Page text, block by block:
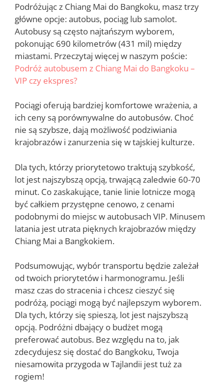
Podróżując z Chiang Mai do Bangkoku, masz trzy
główne opcje: autobus, pociąg lub samolot.
Autobusy są często najtańszym wyborem,
pokonując 690 kilometrów (431 mil) między
miastami. Przeczytaj więcej w naszym poście:
Podróż autobusem z Chiang Mai do Bangkoku –
VIP czy ekspres?
Pociągi oferują bardziej komfortowe wrażenia, a
ich ceny są porównywalne do autobusów. Choć
nie są szybsze, dają możliwość podziwiania
krajobrazów i zanurzenia się w tajskiej kulturze.
Dla tych, którzy priorytetowo traktują szybkość,
lot jest najszybszą opcją, trwającą zaledwie 60-70
minut. Co zaskakujące, tanie linie lotnicze mogą
być całkiem przystępne cenowo, z cenami
podobnymi do miejsc w autobusach VIP. Minusem
latania jest utrata pięknych krajobrazów między
Chiang Mai a Bangkokiem.
Podsumowując, wybór transportu będzie zależał
od twoich priorytetów i harmonogramu. Jeśli
masz czas do stracenia i chcesz cieszyć się
podróżą, pociągi mogą być najlepszym wyborem.
Dla tych, którzy się spieszą, lot jest najszybszą
opcją. Podróżni dbający o budżet mogą
preferować autobus. Bez względu na to, jak
zdecydujesz się dostać do Bangkoku, Twoja
niesamowita przygoda w Tajlandii jest tuż za
rogiem!